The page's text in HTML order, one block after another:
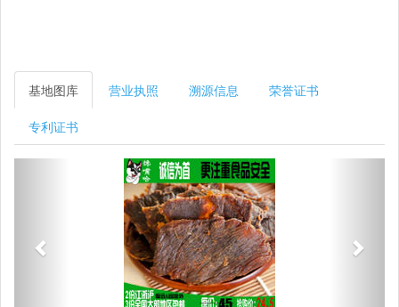
基地图库 营业执照 溯源信息 荣誉证书
专利证书